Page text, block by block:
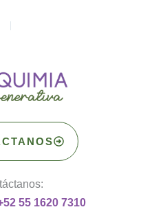
55 1620 7310